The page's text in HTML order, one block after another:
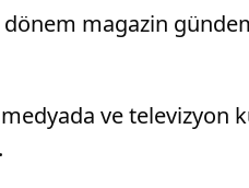
magazin
medyada ve